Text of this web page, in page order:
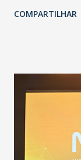
adotadas pelo
população
públicos e
epidemia
aumento de
de uma
COMPARTILHAR